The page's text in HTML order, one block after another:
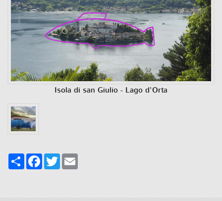
Isola di san Giulio - Lago d'Orta
ShareFacebook
Twitter